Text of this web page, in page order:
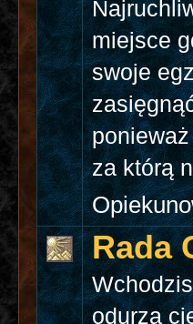
miejsce
swoje
za którą
Rada
odurza